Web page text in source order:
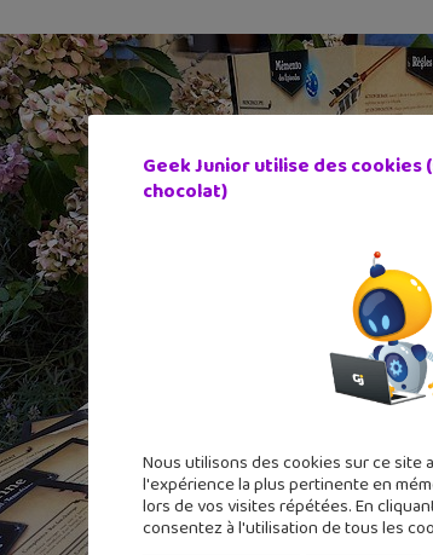
Geek Junior utilise des cookies
chocolat)
Nous utilisons des cookies sur ce site
l'expérience la plus pertinente en
lors de vos visites répétées. En
consentez à l'utilisation de tous les